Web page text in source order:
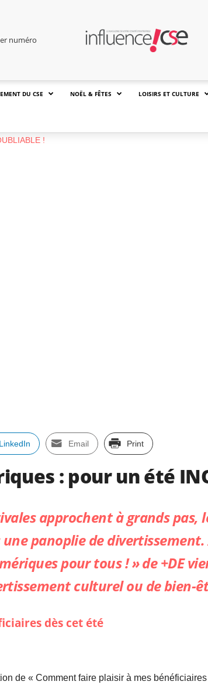
numéro
DU CSE NOËL & FÊTES LOISIRS ET CULTURE
LinkedIn Email Print
: pour un été
approchent à grands pas,
panoplie de
pour tous ! » de +DE
culturel ou de bien-
dès cet été
de « Comment faire plaisir à mes